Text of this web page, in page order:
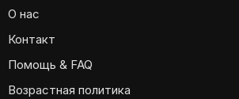
О нас
Контакт
Помощь & FAQ
Возрастная политика